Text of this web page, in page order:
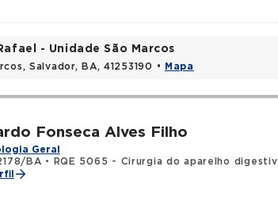
- Unidade São Marcos
Salvador, BA, 41253190 • Mapa
Fonseca Alves Filho
Geral
BA • RQE 5065 - Cirurgia do aparelho digestivo